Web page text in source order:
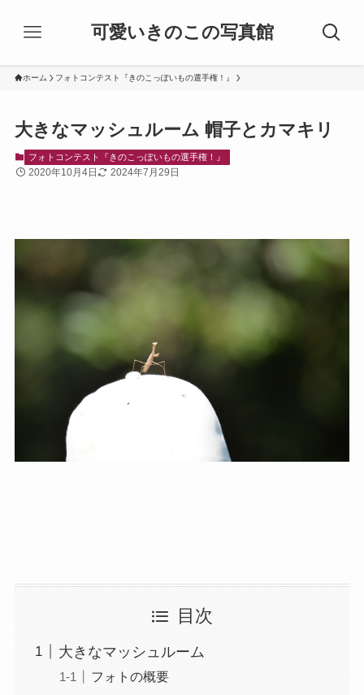
可愛いきのこの写真館
ホーム フォトコンテスト『きのこっぽいもの選手権！』
大きなマッシュルーム 帽子とカマキリ
フォトコンテスト『きのこっぽいもの選手権！』
2020年10月4日 2024年7月29日
目次
大きなマッシュルーム
フォトの概要